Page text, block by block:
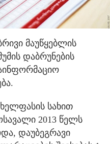
მაუწყებლის
დაბრუნების
სახით
2013 წელს
დაუბეგრავი